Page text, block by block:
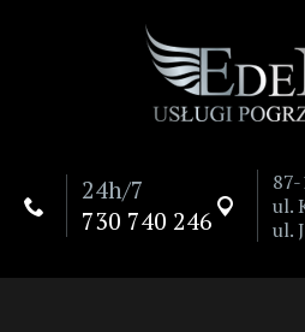

24h/7
730 740 246 
ul.
ul.